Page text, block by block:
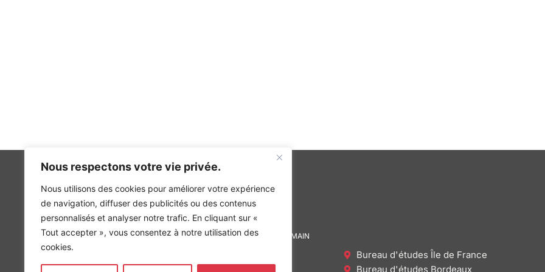
Nous respectons votre vie privée.
Nous utilisons des cookies pour améliorer votre expérience
de navigation, diffuser des publicités ou des contenus
personnalisés et analyser notre trafic. En cliquant sur «
Tout accepter », vous consentez à notre utilisation des
cookies.
INGÉNIERIE DE L’ÉNERGIE ET DE L’ENVIRONNEMENT
CONCEVONS, ENSEMBLE, L’ENVIRONNEMENT BÂTI DE DEMAIN
Bureau d'études Île de France
Bureau d'études Bordeaux